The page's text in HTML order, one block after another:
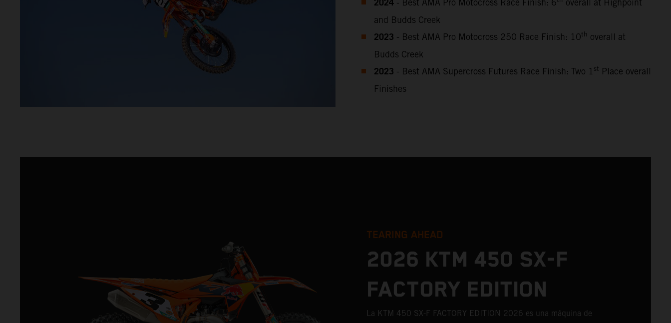
- Best AMA Pro Motocross Race Finish: 6
overall at Highpoint
and Budds Creek
2023 - Best AMA Pro Motocross 250 Race Finish: 10th overall at
Budds Creek
2023 - Best AMA Supercross Futures Race Finish: Two 1 st Place overall
Finishes
TEARING AHEAD
2026 KTM 450 SX-F
FACTORY EDITION
La KTM 450 SX-F FACTORY EDITION 2026 es una máquina de